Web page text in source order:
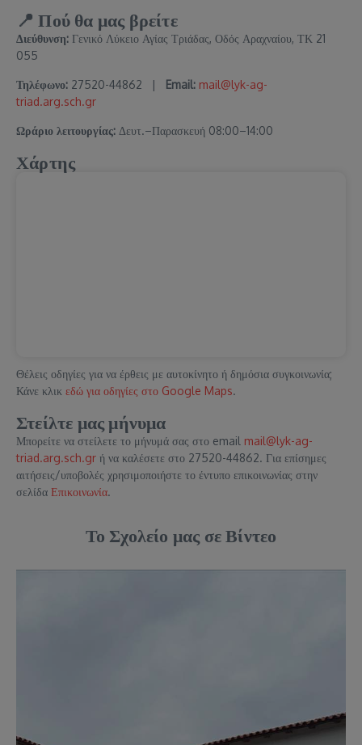
📍 Πού θα μας βρείτε
Διεύθυνση: Γενικό Λύκειο Αγίας Τριάδας, Οδός Αραχναίου, ΤΚ 21
055
Τηλέφωνο: 27520-44862 | Email: mail@lyk-ag-
triad.arg.sch.gr
Ωράριο λειτουργίας: Δευτ.–Παρασκευή 08:00–14:00
Χάρτης
Θέλεις οδηγίες για να έρθεις με αυτοκίνητο ή δημόσια συγκοινωνία;
Κάνε κλικ εδώ για οδηγίες στο Google Maps.
Στείλτε μας μήνυμα
Μπορείτε να στείλετε το μήνυμά σας στο email mail@lyk-ag-
triad.arg.sch.gr ή να καλέσετε στο 27520-44862. Για επίσημες
αιτήσεις/υποβολές χρησιμοποιήστε το έντυπο επικοινωνίας στην
σελίδα Επικοινωνία.
Το Σχολείο μας σε Βίντεο